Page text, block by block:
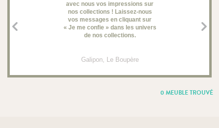
avec nous vos impressions sur
nos collections ! Laissez-nous
vos messages en cliquant sur
« Je me confie » dans les univers
de nos collections.
Galipon, Le Boupère
0 MEUBLE TROUVÉ